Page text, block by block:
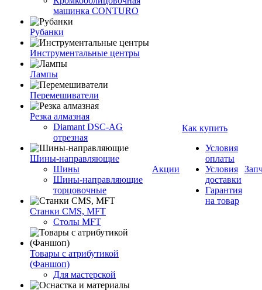
машинка CONTURO
Рубанки
Инструментальные центры
Лампы
Перемешиватели
Резка алмазная
Diamant DSC-AG
отрезная
Шины-направляющие
Шины
Шины-направляющие
торцовочные
Станки CMS, MFT
Столы MFT
Товары с атрибутикой
(Фаншоп)
Для мастерской
Акции
Как купить
Условия
оплаты
Условия
доставки
Гарантия
на товар